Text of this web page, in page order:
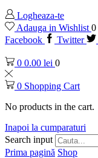
Logheaza-te
Adauga in Wishlist 0
Facebook
Twitter
0 0.00 lei 0
0 Shopping Cart
No products in the cart.
Inapoi la cumparaturi
Search input
Prima pagină Shop